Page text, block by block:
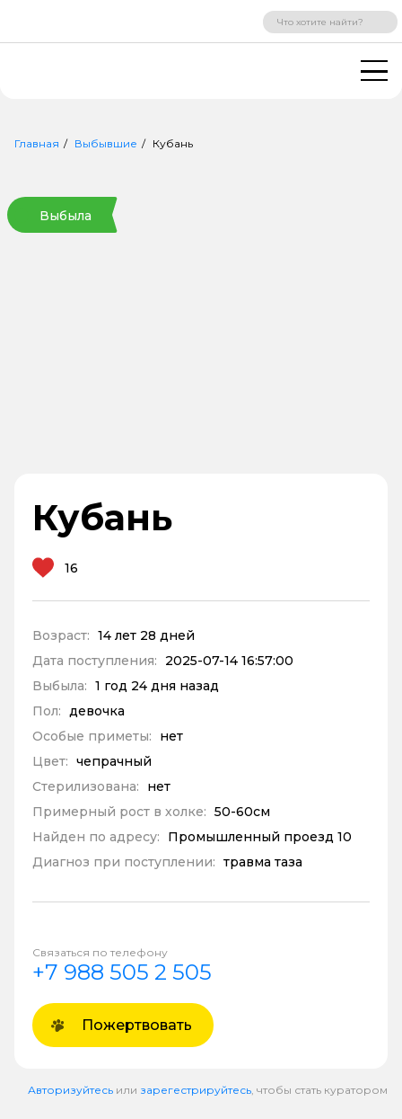
ВХОД РЕГИСТРАЦИЯ
Главная Выбывшие Кубань
Выбыла
Кубань
16
Возраст: 14 лет 28 дней
Дата поступления:
2025-07-14 16:57:00
Выбыла: 1 год 24 дня назад
Пол: девочка
Особые приметы:
нет
Цвет: чепрачный
Стерилизована:
нет
Примерный рост в холке: 50-60см
Найден по адресу:
Промышленный проезд 10
Диагноз при поступлении: травма таза
Связаться по телефону
+7 988 505 2 505
Пожертвовать
Авторизуйтесь или зарегестрируйтесь , чтобы стать куратором